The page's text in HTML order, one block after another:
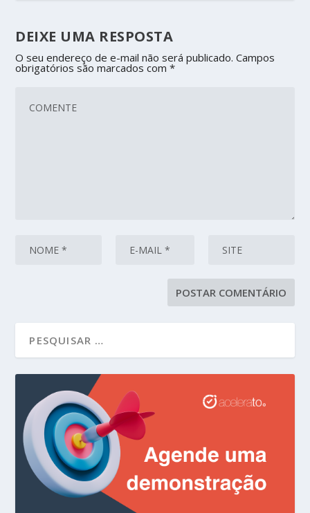
DEIXE UMA RESPOSTA
O seu endereço de e-mail não será publicado. Campos
obrigatórios são marcados com*